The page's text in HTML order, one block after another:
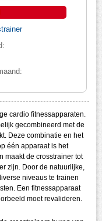
cardio fitnessapparaten.
gecombineerd met de
Deze combinatie en het
één apparaat is het
maakt de crosstrainer tot
zijn. Door de natuurlijke,
niveaus te trainen
Een fitnessapparaat
moet revalideren.